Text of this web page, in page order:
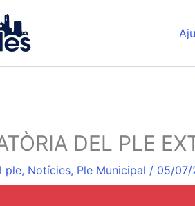
DEL PLE
ple, Notícies, Ple Municipal / 05/07/